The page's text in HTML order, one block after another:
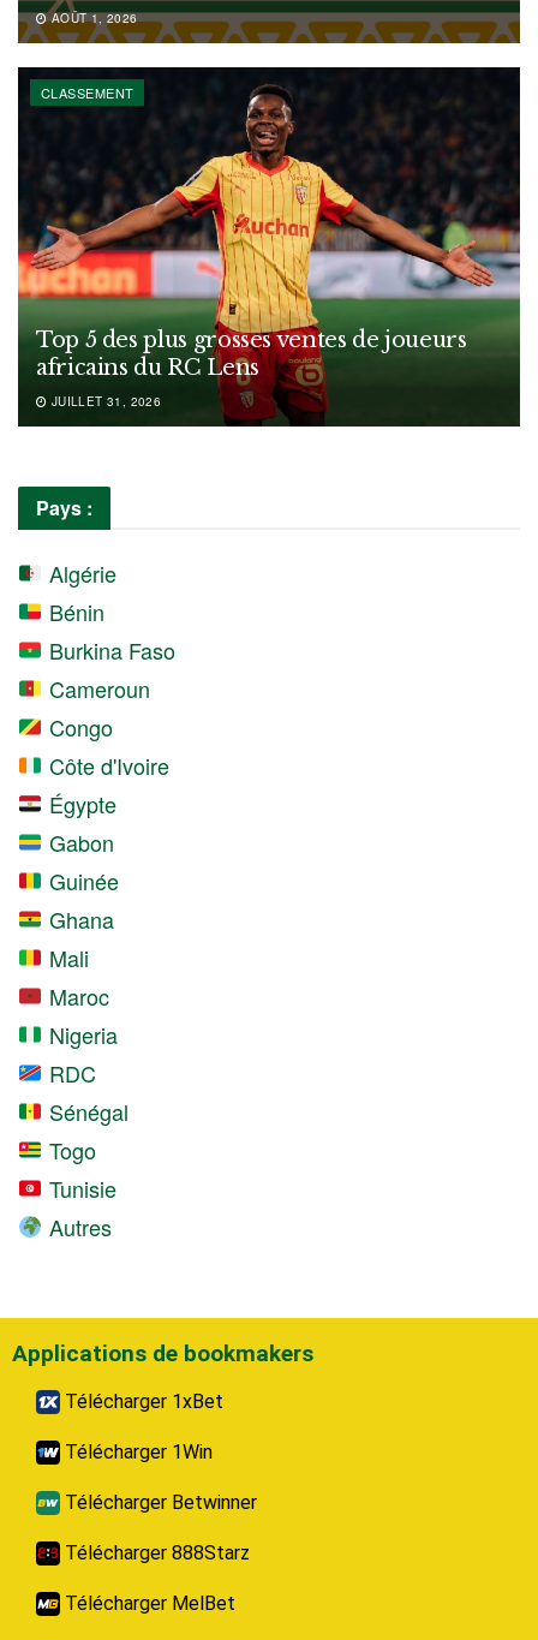
AOÛT 1, 2026
CLASSEMENT
Top 5 des plus grosses ventes de joueurs
africains du RC Lens
JUILLET 31, 2026
Pays :
Algérie
Bénin
Burkina Faso
Cameroun
Congo
Côte d'Ivoire
Égypte
Gabon
Guinée
Ghana
Mali
Maroc
Nigeria
RDC
Sénégal
Togo
Tunisie
Autres
Applications de bookmakers
Télécharger 1xBet
Télécharger 1Win
Télécharger Betwinner
Télécharger 888Starz
Télécharger MelBet